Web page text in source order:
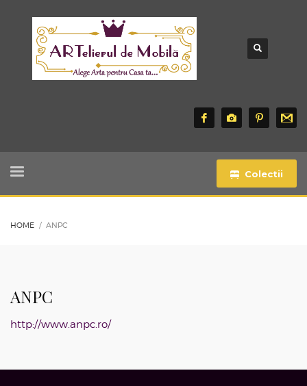
Colectii
HOME ANPC
ANPC
http://www.anpc.ro/